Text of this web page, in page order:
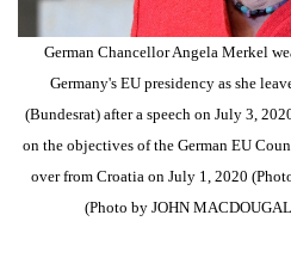
German Chancellor Angela Merkel
Germany's EU presidency as she
(Bundesrat) after a speech on July 3,
on the objectives of the German EU
over from Croatia on July 1, 2020
(Photo by JOHN